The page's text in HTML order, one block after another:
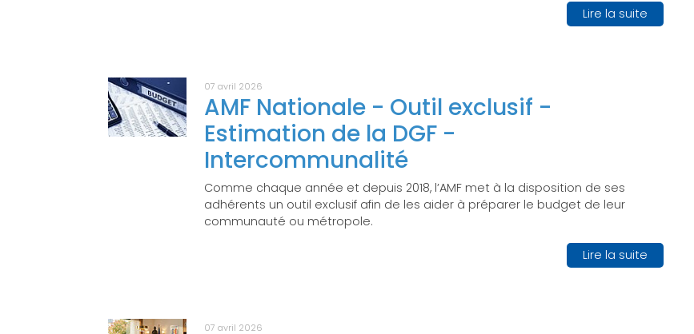
Lire la suite
07 avril 2026
AMF Nationale - Outil exclusif -
Estimation de la DGF -
Intercommunalité
Comme chaque année et depuis 2018, l’AMF met à la disposition de ses
adhérents un outil exclusif afin de les aider à préparer le budget de leur
communauté ou métropole.
Lire la suite
07 avril 2026